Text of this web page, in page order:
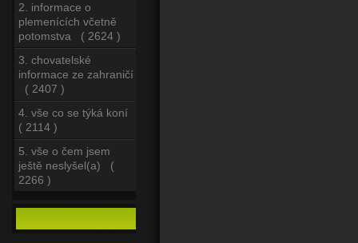
2. informace o
plemenících včetně
potomstva ( 2624 )
3. chovatelské
informace ze zahraničí
( 2407 )
4. vše co se týká koní
( 2114 )
5. vše o čem jsem
ještě neslyšel(a) (
2266 )